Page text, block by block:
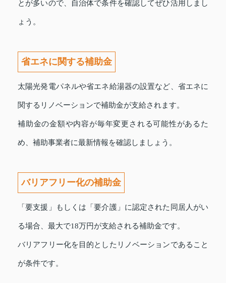
とが多いので、自治体で条件を確認してぜひ活用しまし
ょう。
省エネに関する補助金
太陽光発電パネルや省エネ給湯器の設置など、省エネに
関するリノベーションで補助金が支給されます。
補助金の金額や内容が毎年変更される可能性があるた
め、補助事業者に最新情報を確認しましょう。
バリアフリー化の補助金
「要支援」もしくは「要介護」に認定された同居人がい
る場合、最大で18万円が支給される補助金です。
バリアフリー化を目的としたリノベーションであること
が条件です。